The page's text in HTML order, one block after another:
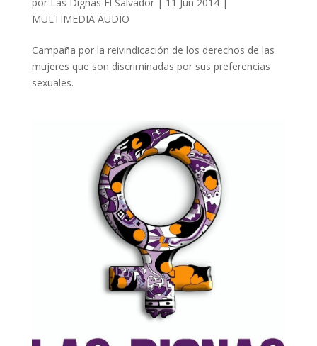
MULTIMEDIA AUDIO
Campaña por la reivindicación de los derechos de las
mujeres que son discriminadas por sus preferencias
sexuales.